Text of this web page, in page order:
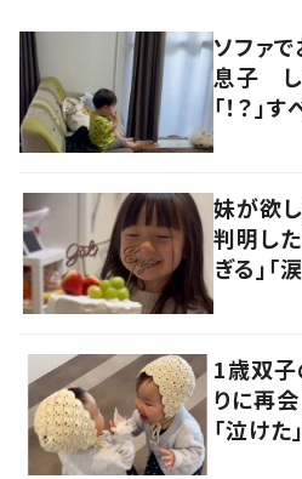
ソファ
息子 し
「！？」
妹が欲
判明し
ぎる」「
1歳双
りに再
「泣けた